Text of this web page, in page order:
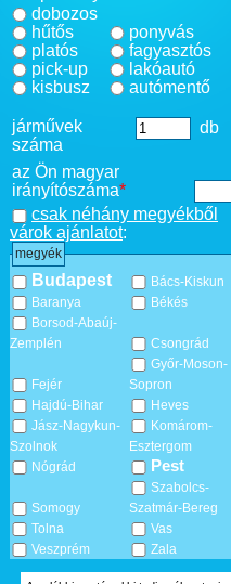
dobozos
hűtős
platós
pick-up
kisbusz
ponyvás
fagyasztós
lakóautó
autómentő
járművek
száma
db
az Ön magyar
irányítószáma*
csak néhány megyékből
várok ajánlatot:
megyék
Budapest
Bács-Kiskun
Baranya
Békés
Borsod-Abaúj-
Zemplén
Csongrád
Fejér
Győr-Moson-
Sopron
Hajdú-Bihar
Heves
Jász-Nagykun-
Szolnok
Komárom-
Esztergom
Nógrád
Pest
Somogy
Szabolcs-
Szatmár-Bereg
Tolna
Vas
Veszprém
Zala